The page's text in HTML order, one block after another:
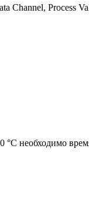
Channel, Process
необходимо